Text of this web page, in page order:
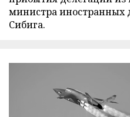
министра
Сибига.